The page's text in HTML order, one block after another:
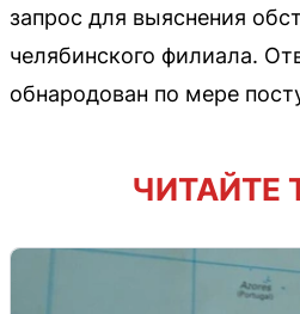
запрос для выяснения
челябинского филиала.
обнародован по мере
ЧИТАЙТЕ